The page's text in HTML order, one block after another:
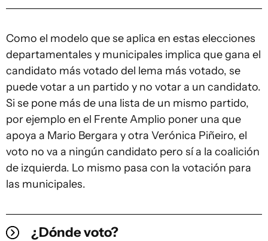
Como el modelo que se aplica en estas elecciones
departamentales y municipales implica que gana el
candidato más votado del lema más votado, se
puede votar a un partido y no votar a un candidato.
Si se pone más de una lista de un mismo partido,
por ejemplo en el Frente Amplio poner una que
apoya a Mario Bergara y otra Verónica Piñeiro, el
voto no va a ningún candidato pero sí a la coalición
de izquierda. Lo mismo pasa con la votación para
las municipales.
¿Dónde voto?